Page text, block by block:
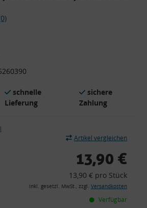
schnelle
Lieferung
sichere
Zahlung
Artikel vergleichen
13,90 €
13,90 € pro Stück
inkl. gesetzl. MwSt., zzgl. Versandkosten
Verfügbar